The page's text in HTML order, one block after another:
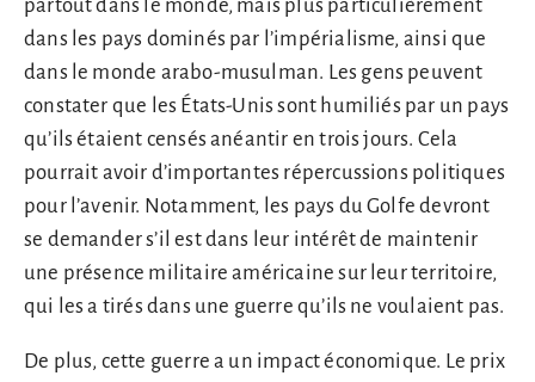
partout dans le monde, mais plus particulièrement
dans les pays dominés par l’impérialisme, ainsi que
dans le monde arabo-musulman. Les gens peuvent
constater que les États-Unis sont humiliés par un pays
qu’ils étaient censés anéantir en trois jours. Cela
pourrait avoir d’importantes répercussions politiques
pour l’avenir. Notamment, les pays du Golfe devront
se demander s’il est dans leur intérêt de maintenir
une présence militaire américaine sur leur territoire,
qui les a tirés dans une guerre qu’ils ne voulaient pas.
De plus, cette guerre a un impact économique. Le prix